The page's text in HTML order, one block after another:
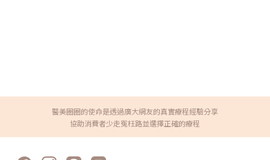
醫美圈圈的使命是透過廣大網友的真實療程經驗分享
協助消費者少走冤枉路並選擇正確的療程